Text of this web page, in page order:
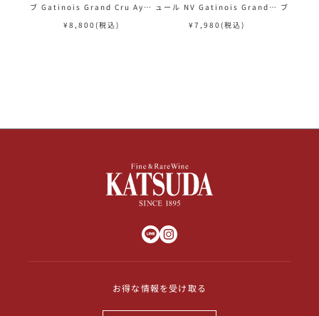
ブ Gatinois Grand Cru Ay R
eserve Brut フランス シャン
¥ 8,800 (税込)
ュール NV Gatinois Grand C
ru Ay Tradition Brut Natur
¥ 7,980 (税込)
ブ
お得な情報を受け取る